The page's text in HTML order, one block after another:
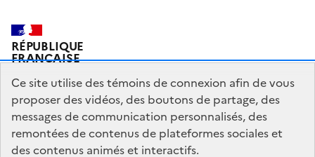
RÉPUBLIQUE
FRANÇAISE
Plan du site Mentions légales Qui sommes-nous ?
Partagez votre expérience pour améliorer les services
Ce site utilise des témoins de connexion afin de vous
proposer des vidéos, des boutons de partage, des
messages de communication personnalisés, des
remontées de contenus de plateformes sociales et
des contenus animés et interactifs.